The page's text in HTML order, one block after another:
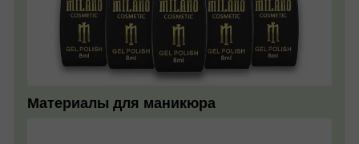
Материалы для маникюра